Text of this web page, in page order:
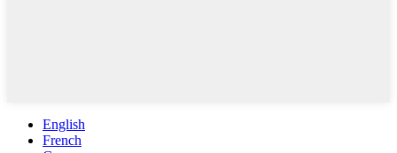
English
French